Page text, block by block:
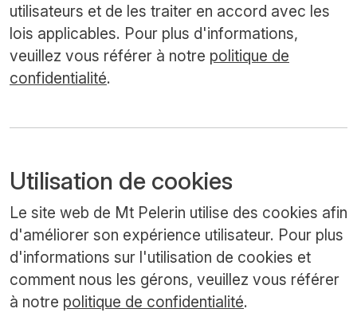
utilisateurs et de les traiter en accord avec les
lois applicables. Pour plus d'informations,
veuillez vous référer à notre politique de
confidentialité.
Utilisation de cookies
Le site web de Mt Pelerin utilise des cookies afin
d'améliorer son expérience utilisateur. Pour plus
d'informations sur l'utilisation de cookies et
comment nous les gérons, veuillez vous référer
à notre politique de confidentialité.